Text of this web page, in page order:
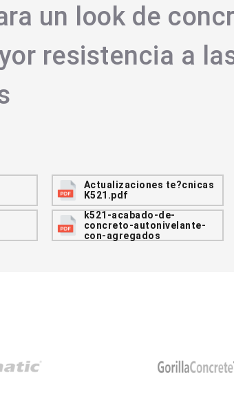
un look de
resistencia a
Actualizaciones te?cnicas
K521.pdf
k521-acabado-de-
concreto-autonivelante-
con-agregados